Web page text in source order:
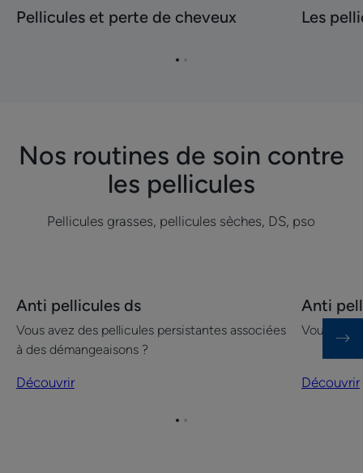
Pellicules
Pellicules et perte de cheveux
Les
pellicules
Les
Aller
Aller
Nos routines de soin contre
les pellicules
Pellicules grasses, pellicules sèches, DS, pso
Anti
pellicules
ds
Anti pellicules ds
Vous avez des pellicules persistantes associées
à des démangeaisons ?
Découvrir
Anti
pellicules
Anti
Vous
Découvrir
Aller
Aller